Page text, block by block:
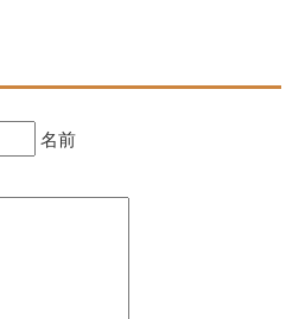
名前